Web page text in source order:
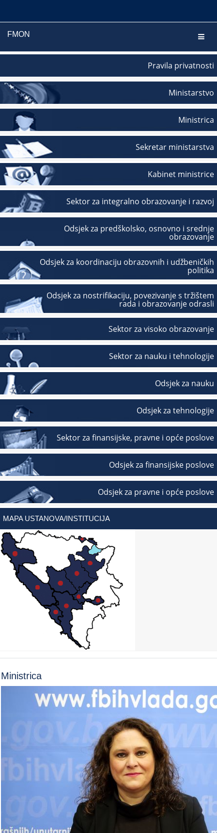
FMON
Pravila privatnosti
Ministarstvo
Ministrica
Sekretar ministarstva
Kabinet ministrice
Sektor za integralno obrazovanje i razvoj
Odsjek za predškolsko, osnovno i srednje
obrazovanje
Odsjek za koordinaciju obrazovnih i udžbeničkih
politika
Odsjek za nostrifikaciju, povezivanje s tržištem
rada i obrazovanje odrasli
Sektor za visoko obrazovanje
Sektor za nauku i tehnologije
Odsjek za nauku
Odsjek za tehnologije
Sektor za finansijske, pravne i opće poslove
Odsjek za finansijske poslove
Odsjek za pravne i opće poslove
MAPA USTANOVA/INSTITUCIJA
Ministrica